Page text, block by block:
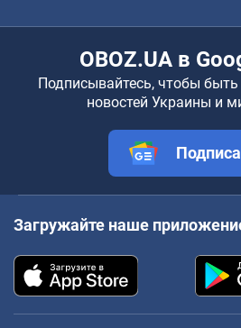
OBOZ.UA в
Подписывайтесь, чтобы быть
новостей Украины и
Загружайте наше